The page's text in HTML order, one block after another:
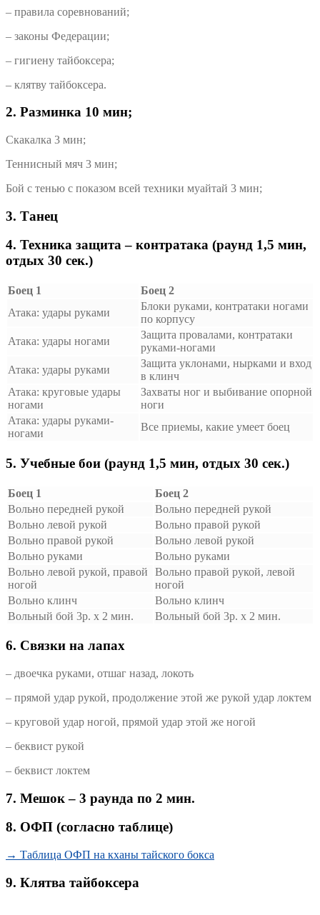
– правила соревнований;
– законы Федерации;
– гигиену тайбоксера;
– клятву тайбоксера.
2. Разминка 10 мин;
Скакалка 3 мин;
Теннисный мяч 3 мин;
Бой с тенью с показом всей техники муайтай 3 мин;
3. Танец
4. Техника защита – контратака (раунд 1,5 мин,
отдых 30 сек.)
Боец 1
Боец 2
Атака: удары руками
Блоки руками, контратаки ногами
по корпусу
Атака: удары ногами
Защита провалами, контратаки
руками-ногами
Атака: удары руками
Защита уклонами, нырками и вход
в клинч
Атака: круговые удары
ногами
Захваты ног и выбивание опорной
ноги
Атака: удары руками-
ногами
Все приемы, какие умеет боец
5. Учебные бои (раунд 1,5 мин, отдых 30 сек.)
Боец 1
Боец 2
Вольно передней рукой
Вольно передней рукой
Вольно левой рукой
Вольно правой рукой
Вольно правой рукой
Вольно левой рукой
Вольно руками
Вольно руками
Вольно левой рукой, правой
ногой
Вольно правой рукой, левой
ногой
Вольно клинч
Вольно клинч
Вольный бой 3р. х 2 мин.
Вольный бой 3р. х 2 мин.
6. Связки на лапах
– двоечка руками, отшаг назад, локоть
– прямой удар рукой, продолжение этой же рукой удар локтем
– круговой удар ногой, прямой удар этой же ногой
– беквист рукой
– беквист локтем
7. Мешок – 3 раунда по 2 мин.
8. ОФП (согласно таблице)
→ Таблица ОФП на кханы тайского бокса
9. Клятва тайбоксера